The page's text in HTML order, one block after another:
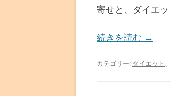
寄せと、ダイエ
続きを読む →
カテゴリー: ダイエット 、